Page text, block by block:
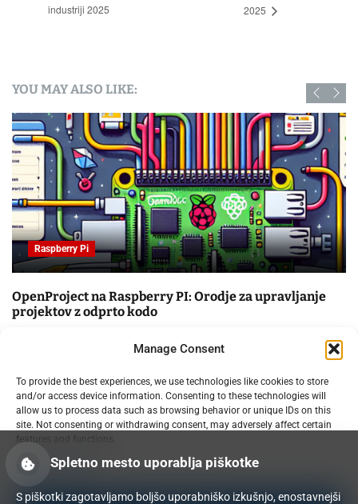
Manage Consent
To provide the best experiences, we use technologies like cookies to store
and/or access device information. Consenting to these technologies will
allow us to process data such as browsing behavior or unique IDs on this
site. Not consenting or withdrawing consent, may adversely affect certain
features and functions.
Manage services
industriji 2025
2025
YOU MAY ALSO LIKE:
Raspberry Pi
OpenProject na Raspberry PI: Orodje za upravljanje
projektov z odprto kodo
Spletno mesto uporablja piškotke
S piškotki zagotavljamo boljšo uporabniško izkušnjo, enostavnejši